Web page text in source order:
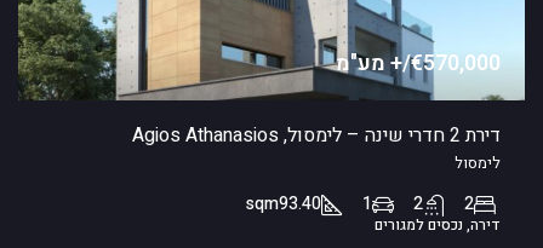
€570,000/+ מע"מ
דירת 2 חדרי שינה – לימסול, Agios Athanasios
לימסול
2
2
1
93.40
sqm
דירה, נכסים למגורים